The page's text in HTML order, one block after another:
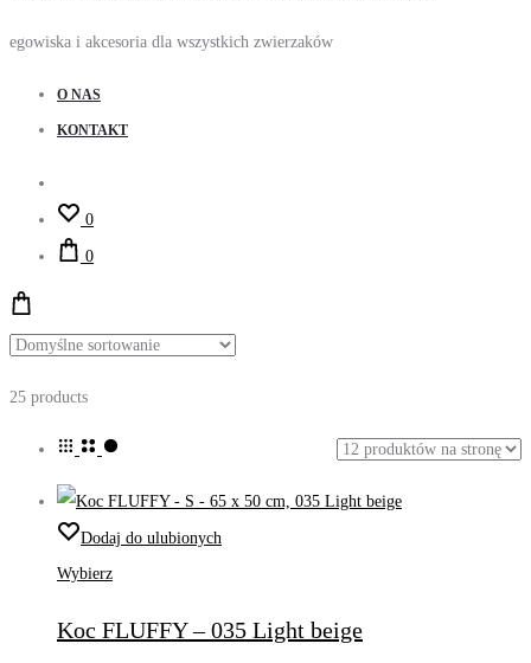
egowiska i akcesoria dla wszystkich zwierzaków
O NAS
KONTAKT
0
0
25 products
Dodaj do ulubionych
Wybierz
Koc FLUFFY – 035 Light beige